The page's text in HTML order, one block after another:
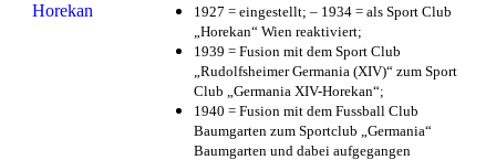
1927 = eingestellt; – 1934 = als Sport Club
„Horekan“ Wien reaktiviert;
1939 = Fusion mit dem Sport Club
„Rudolfsheimer Germania (XIV)“ zum Sport
Club „Germania XIV-Horekan“;
1940 = Fusion mit dem Fussball Club
Baumgarten zum Sportclub „Germania“
Baumgarten und dabei aufgegangen